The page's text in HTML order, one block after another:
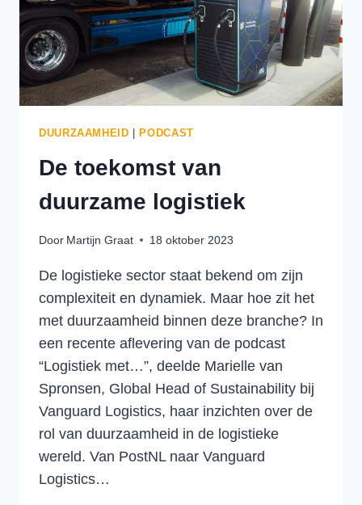
DUURZAAMHEID PODCAST
De toekomst van
duurzame logistiek
Door Martijn Graat 18 oktober 2023
De logistieke sector staat bekend om zijn
complexiteit en dynamiek. Maar hoe zit het
met duurzaamheid binnen deze branche? In
een recente aflevering van de podcast
“Logistiek met…”, deelde Marielle van
Spronsen, Global Head of Sustainability bij
Vanguard Logistics, haar inzichten over de
rol van duurzaamheid in de logistieke
wereld. Van PostNL naar Vanguard
Logistics…